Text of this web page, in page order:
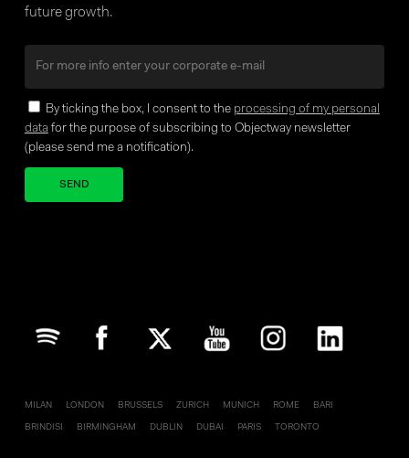
future growth.
By ticking the box, I consent to the processing of my personal
data for the purpose of subscribing to Objectway newsletter
(please send me a notification).
MILAN LONDON BRUSSELS ZURICH MUNICH ROME BARI
BRINDISI BIRMINGHAM DUBLIN DUBAI PARIS TORONTO